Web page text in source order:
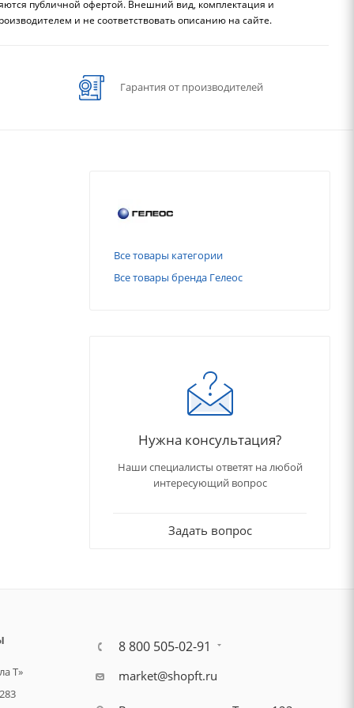
публичной офертой. Внешний вид, комплектация и
и не соответствовать описанию на сайте.
Гарантия от производителей
Все товары категории
Все товары бренда Гелеос
Нужна консультация?
Наши специалисты ответят на любой
интересующий вопрос
Задать вопрос
Т»
8 800 505-02-91
market@shopft.ru